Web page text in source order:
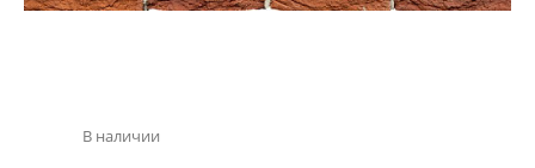
В наличии